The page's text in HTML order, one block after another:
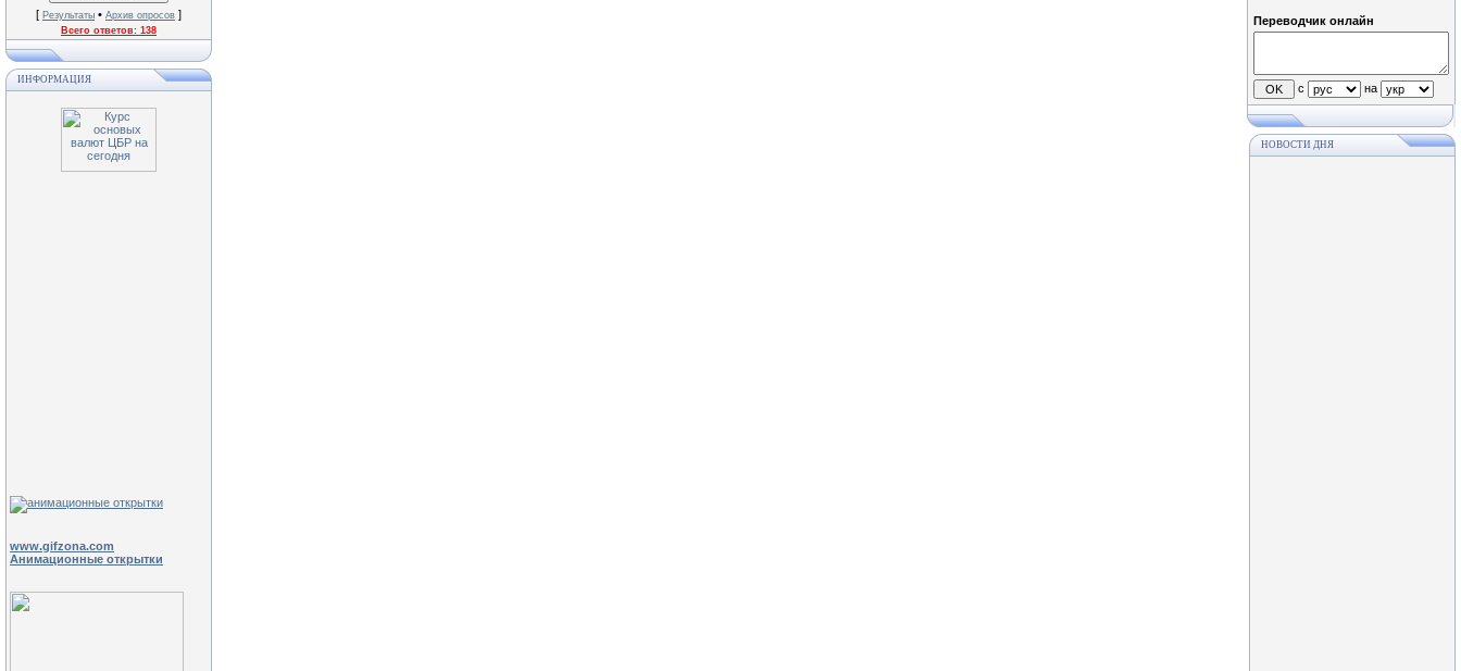
[ Результаты • Архив опросов ]
Всего ответов: 138
ИНФОРМАЦИЯ
www.gifzona.com
Анимационные открытки
Переводчик онлайн
с на
НОВОСТИ ДНЯ